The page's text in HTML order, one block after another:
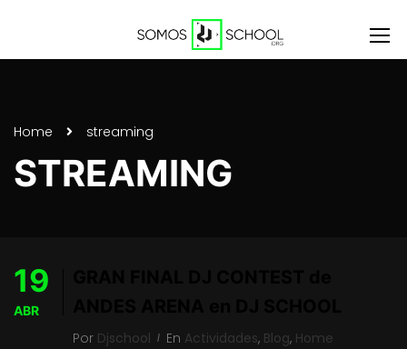
Home streaming
STREAMING
19
ABR
Por Djschool En Actividades, Blog, Home